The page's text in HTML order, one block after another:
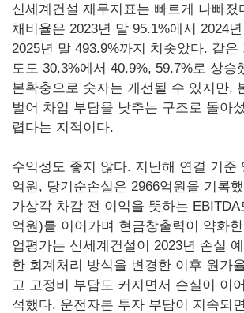
신세계건설 재무지표는 빠르게 나빠졌
채비율은 2023년 말 95.1%에서 2024
2025년 말 493.9%까지 치솟았다. 같은
도도 30.3%에서 40.9%, 59.7%로 상승
본확충으로 숫자는 개선될 수 있지만,
벌어 차입 부담을 낮추는 구조로 돌아
렵다는 지적이다.
수익성도 좋지 않다. 지난해 연결 기준
억원, 당기순손실은 2966억원을 기록
가상각 차감 전 이익을 뜻하는
억원)를 이어가며 현금창출력이 약화
업평가는 신세계건설이 2023년 손실
한 회계처리 방식을 변경한 이후 원가
고 고정비 부담도 커지면서 손실이 이
석했다. 운전자본 투자 부담이 지속되